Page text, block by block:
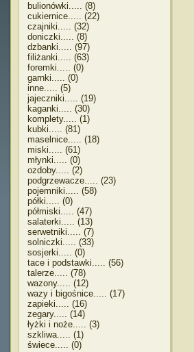
bulionówki..... (8)
cukiernice..... (22)
czajniki..... (32)
doniczki..... (8)
dzbanki..... (97)
filiżanki..... (63)
foremki..... (0)
garnki..... (0)
inne..... (5)
jajeczniki..... (19)
kaganki..... (30)
komplety..... (1)
kubki..... (81)
maselnice..... (18)
miski..... (61)
młynki..... (0)
ozdoby..... (2)
podgrzewacze..... (23)
pojemniki..... (58)
półki..... (0)
półmiski..... (47)
salaterki..... (13)
serwetniki..... (7)
solniczki..... (33)
sosjerki..... (0)
tace i podstawki..... (56)
talerze..... (78)
wazony..... (12)
wazy i bigośnice..... (17)
zapieki..... (16)
zegary..... (14)
łyżki i noże..... (3)
szkliwa..... (1)
świece..... (0)